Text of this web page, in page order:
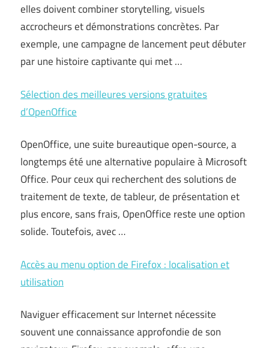
elles doivent combiner storytelling, visuels
accrocheurs et démonstrations concrètes. Par
exemple, une campagne de lancement peut débuter
par une histoire captivante qui met …
Sélection des meilleures versions gratuites
d’OpenOffice
OpenOffice, une suite bureautique open-source, a
longtemps été une alternative populaire à Microsoft
Office. Pour ceux qui recherchent des solutions de
traitement de texte, de tableur, de présentation et
plus encore, sans frais, OpenOffice reste une option
solide. Toutefois, avec …
Accès au menu option de Firefox : localisation et
utilisation
Naviguer efficacement sur Internet nécessite
souvent une connaissance approfondie de son